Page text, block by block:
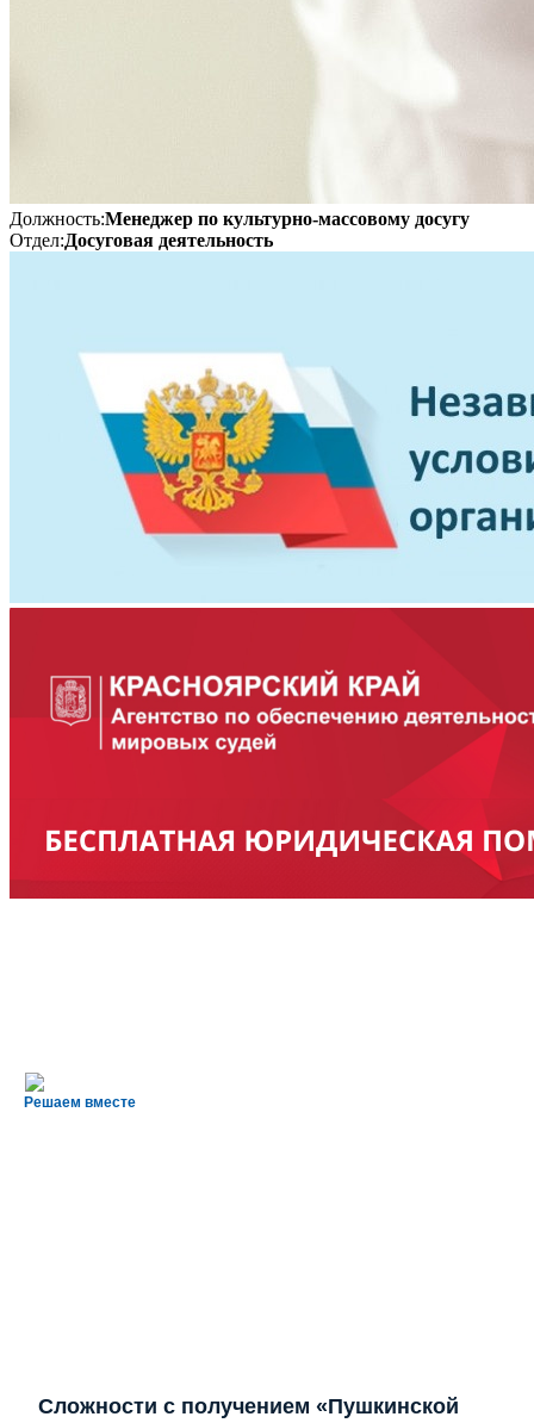
Должность:Менеджер по культурно-массовому досугу
Отдел:Досуговая деятельность
Решаем вместе
Сложности с получением «Пушкинской